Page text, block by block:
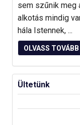
sem szűnik meg
alkotás mindig
hála Istennek, ...
OLVASS TOVÁBB
Ültetünk